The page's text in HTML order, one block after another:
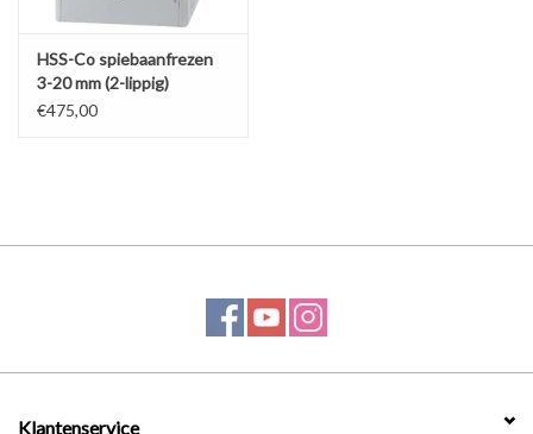
HSS-Co spiebaanfrezen
3-20 mm (2-lippig)
€475,00
Klantenservice